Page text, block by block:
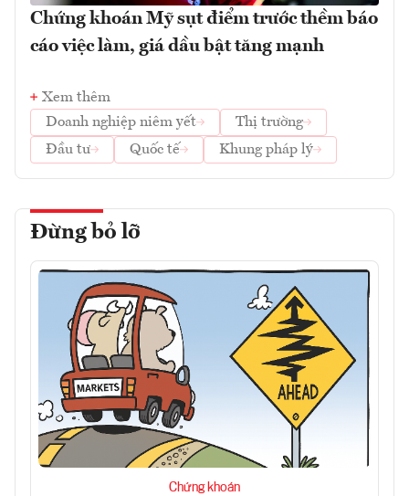
Chứng khoán Mỹ sụt điểm trước thềm báo
cáo việc làm, giá dầu bật tăng mạnh
Xem thêm
Doanh nghiệp niêm yết
Thị trường
Đầu tư
Quốc tế Khung pháp lý
Đừng bỏ lỡ
Chứng khoán